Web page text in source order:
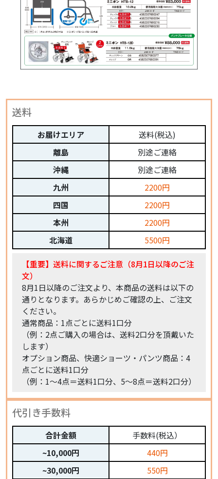
送料
お届けエリア
離島
沖縄
九州
四国
本州
北海道
送料(税込)
別途ご連絡
別途ご連絡
2200円
2200円
2200円
5500円
【重要】送料に関するご注意（8月1日以降のご注
文）
8月1日以降のご注文より、本商品の送料は以下の
通りとなります。あらかじめご確認の上、ご注文
ください。
通常商品：1点ごとに送料1口分
（例：2点ご購入の場合は、送料2口分を頂戴いた
します）
オプション商品、快適ショーツ・パンツ商品：4
点ごとに送料1口分
（例：1〜4点＝送料1口分、5〜8点＝送料2口分）
代引き手数料
合計金額
~10,000円
~30,000円
手数料(税込）
440円
550円